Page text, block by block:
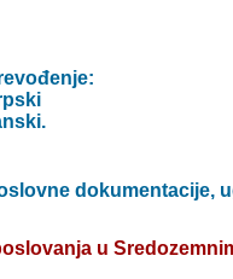
dokumentacije,
u